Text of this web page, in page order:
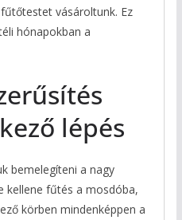
vásároltunk. Ez
hónapokban a
lépés
bemelegíteni a nagy
kellene fűtés a mosdóba,
körben mindenképpen a